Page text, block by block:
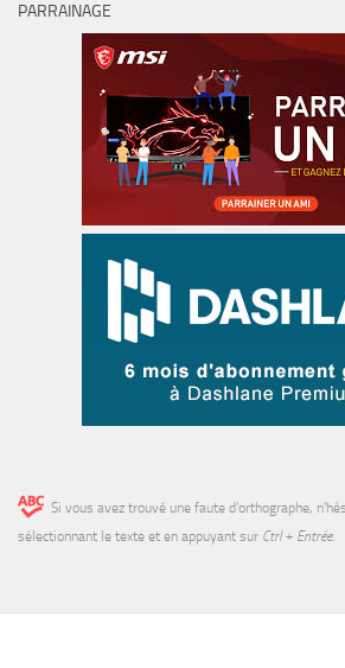
PARRAINAGE
Si vous avez trouvé une faute d’orthographe,
sélectionnant le texte et en appuyant sur Ctrl + Entrée.